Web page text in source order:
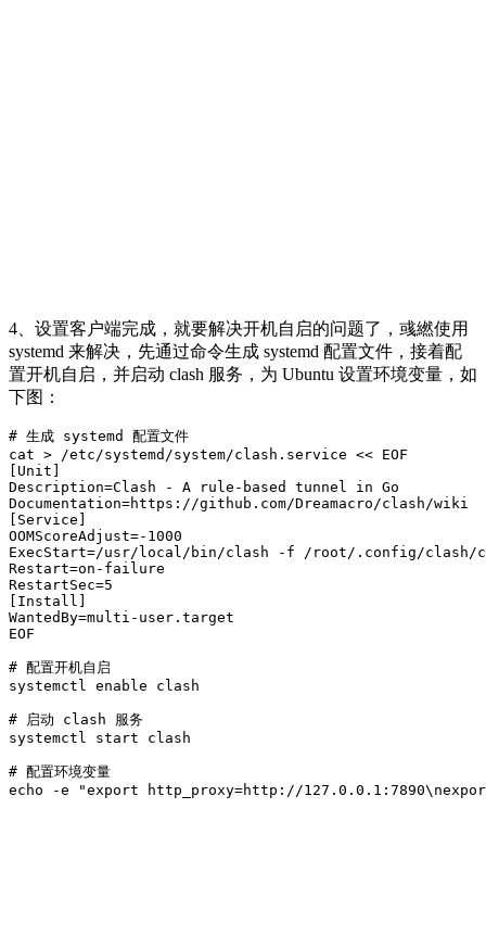
4、设置客户端完成，就要解决开机自启的问题了，彧繎使用
systemd 来解决，先通过命令生成 systemd 配置文件，接着配
置开机自启，并启动 clash 服务，为 Ubuntu 设置环境变量，如
下图：
# 生成 systemd 配置文件
cat > /etc/systemd/system/clash.service << EOF
[Unit]
Description=Clash - A rule-based tunnel in Go
Documentation=https://github.com/Dreamacro/clash/wiki
[Service]
OOMScoreAdjust=-1000
ExecStart=/usr/local/bin/clash -f /root/.config/clash/
Restart=on-failure
RestartSec=5
[Install]
WantedBy=multi-user.target
EOF
# 配置开机自启
systemctl enable clash
# 启动 clash 服务
systemctl start clash
# 配置环境变量
echo -e "export http_proxy=http://